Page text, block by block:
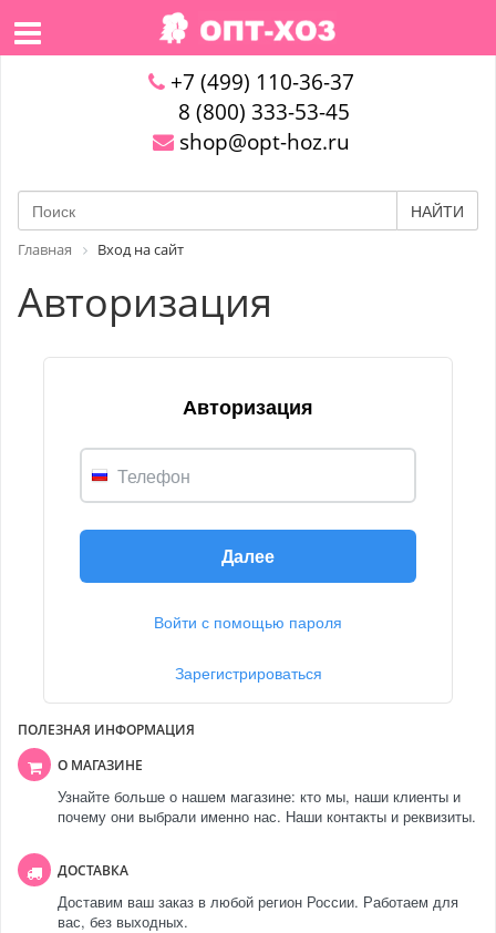
+7 (499) 110-36-37
8 (800) 333-53-45
shop@opt-hoz.ru
НАЙТИ
Главная Вход на сайт
Авторизация
Авторизация
Телефон
Далее
Войти с помощью пароля
Зарегистрироваться
ПОЛЕЗНАЯ ИНФОРМАЦИЯ
О МАГАЗИНЕ
Узнайте больше о нашем магазине: кто мы, наши клиенты и
почему они выбрали именно нас. Наши контакты и реквизиты.
ДОСТАВКА
Доставим ваш заказ в любой регион России. Работаем для
вас, без выходных.